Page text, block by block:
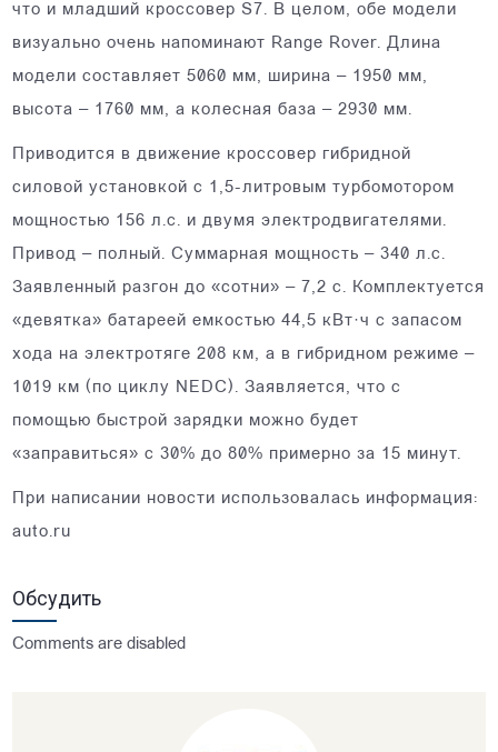
что и младший кроссовер S7. В целом, обе модели
визуально очень напоминают Range Rover. Длина
модели составляет 5060 мм, ширина – 1950 мм,
высота – 1760 мм, а колесная база – 2930 мм.
Приводится в движение кроссовер гибридной
силовой установкой с 1,5-литровым турбомотором
мощностью 156 л.с. и двумя электродвигателями.
Привод – полный. Суммарная мощность – 340 л.с.
Заявленный разгон до «сотни» – 7,2 с. Комплектуется
«девятка» батареей емкостью 44,5 кВт·ч с запасом
хода на электротяге 208 км, а в гибридном режиме –
1019 км (по циклу NEDC). Заявляется, что с
помощью быстрой зарядки можно будет
«заправиться» с 30% до 80% примерно за 15 минут.
При написании новости использовалась информация:
auto.ru
Обсудить
Comments are disabled